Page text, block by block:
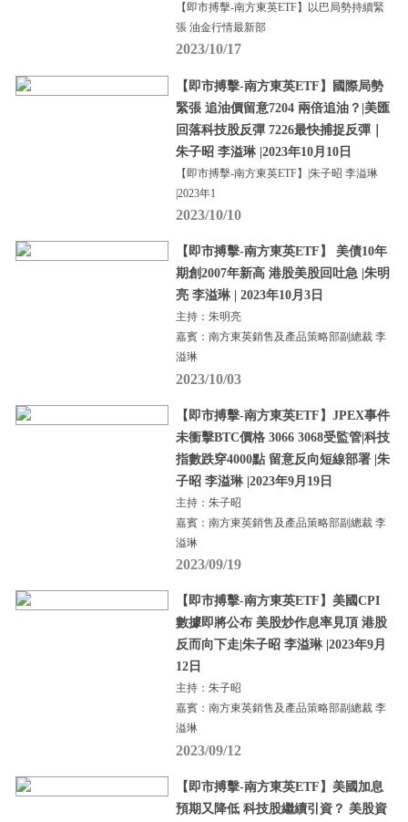
【即市搏擊-南方東英ETF】以巴局勢持續緊
張 油金行情最新部
2023/10/17
【即市搏擊-南方東英ETF】國際局勢
緊張 追油價留意7204 兩倍追油？|美匯
回落科技股反彈 7226最快捕捉反彈｜
朱子昭 李溢琳 |2023年10月10日
【即市搏擊-南方東英ETF】|朱子昭 李溢琳
|2023年1
2023/10/10
【即市搏擊-南方東英ETF】 美債10年
期創2007年新高 港股美股回吐急 |朱明
亮 李溢琳 | 2023年10月3日
主持：朱明亮
嘉賓：南方東英銷售及產品策略部副總裁 李
溢琳
2023/10/03
【即市搏擊-南方東英ETF】JPEX事件
未衝擊BTC價格 3066 3068受監管|科技
指數跌穿4000點 留意反向短線部署 |朱
子昭 李溢琳 |2023年9月19日
主持：朱子昭
嘉賓：南方東英銷售及產品策略部副總裁 李
溢琳
2023/09/19
【即市搏擊-南方東英ETF】美國CPI
數據即將公布 美股炒作息率見頂 港股
反而向下走|朱子昭 李溢琳 |2023年9月
12日
主持：朱子昭
嘉賓：南方東英銷售及產品策略部副總裁 李
溢琳
2023/09/12
【即市搏擊-南方東英ETF】美國加息
預期又降低 科技股繼續引資？ 美股資